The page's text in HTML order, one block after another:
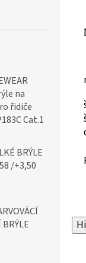
na
řidiče
Cat.1
BRÝLE
/+3,50